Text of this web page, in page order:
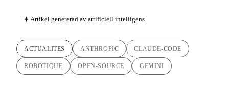
Artikel genererad av artificiell intelligens
ACTUALITES ANTHROPIC CLAUDE-CODE
ROBOTIQUE OPEN-SOURCE GEMINI